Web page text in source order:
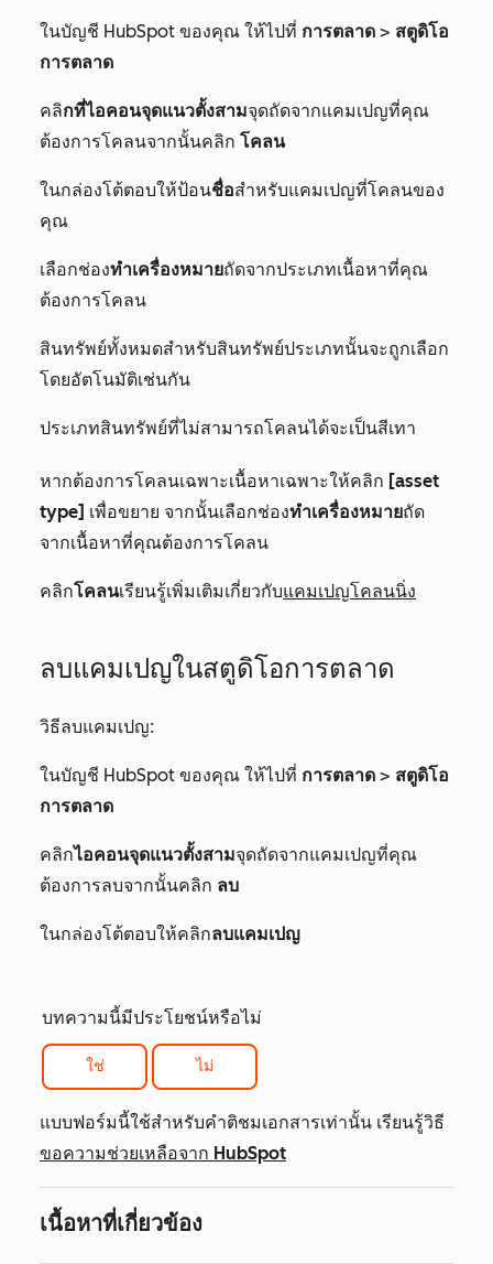
ในบัญชี HubSpot ของคุณ ให้ไปที่ การตลาด > สตูดิโอ
การตลาด
คลิกที่ไอคอนจุดแนวตั้งสามจุดถัดจากแคมเปญที่คุณ
ต้องการโคลนจากนั้นคลิก โคลน
ในกล่องโต้ตอบให้ป้อนชื่อสำหรับแคมเปญที่โคลนของ
คุณ
เลือกช่องทำเครื่องหมายถัดจากประเภทเนื้อหาที่คุณ
ต้องการโคลน
สินทรัพย์ทั้งหมดสำหรับสินทรัพย์ประเภทนั้นจะถูกเลือก
โดยอัตโนมัติเช่นกัน
ประเภทสินทรัพย์ที่ไม่สามารถโคลนได้จะเป็นสีเทา
หากต้องการโคลนเฉพาะเนื้อหาเฉพาะให้คลิก [asset
type] เพื่อขยาย จากนั้นเลือกช่องทำเครื่องหมายถัด
จากเนื้อหาที่คุณต้องการโคลน
คลิกโคลนเรียนรู้เพิ่มเติมเกี่ยวกับแคมเปญโคลนนิ่ง
ลบแคมเปญในสตูดิโอการตลาด
วิธีลบแคมเปญ:
ในบัญชี HubSpot ของคุณ ให้ไปที่ การตลาด > สตูดิโอ
การตลาด
คลิกไอคอนจุดแนวตั้งสามจุดถัดจากแคมเปญที่คุณ
ต้องการลบจากนั้นคลิก ลบ
ในกล่องโต้ตอบให้คลิกลบแคมเปญ
บทความนี้มีประโยชน์หรือไม่
ใช่ ไม่
แบบฟอร์มนี้ใช้สำหรับคำติชมเอกสารเท่านั้น เรียนรู้วิธี
ขอความช่วยเหลือจาก HubSpot
เนื้อหาที่เกี่ยวข้อง